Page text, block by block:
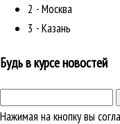
2 - Москва
3 - Казань
Будь в курсе новостей
Нажимая на кнопку вы